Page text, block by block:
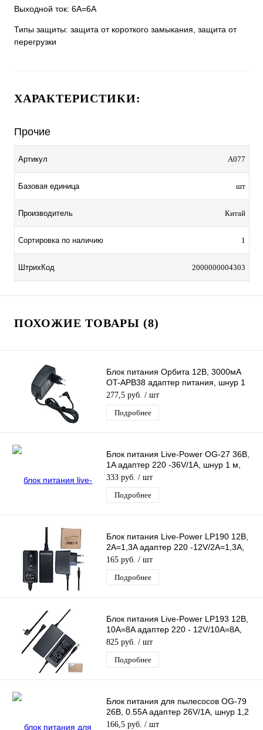
Выходной ток: 6А=6A
Типы защиты: защита от короткого замыкания, защита от
перегрузки
ХАРАКТЕРИСТИКИ:
Прочие
Артикул A077
Базовая единица шт
Производитель Китай
Сортировка по наличию 1
ШтрихКод 2000000004303
ПОХОЖИЕ ТОВАРЫ (8)
Блок питания Орбита 12В, 3000мА
OT-APB38 адаптер питания, шнур 1
м, штекер 3,5*1,35 мм
277,5 руб. / шт
Подробнее
Блок питания Live-Power OG-27 36В,
1A адаптер 220 -36V/1A, шнур 1 м,
штекер 5.5*2,5 мм
333 руб. / шт
Подробнее
Блок питания Live-Power LP190 12В,
2A=1,3A адаптер 220 -12V/2A=1,3А,
штекер 5.5*2,5 мм, длина 1,2м
165 руб. / шт
Подробнее
Блок питания Live-Power LP193 12В,
10A=8A адаптер 220 - 12V/10A=8A,
шнур 1,2 м, штекер 5.5*2,5 мм
825 руб. / шт
Подробнее
Блок питания для пылесосов OG-79
26В, 0.55A адаптер 26V/1A, шнур 1,2
м, штекер 5.5*2,5 мм
166,5 руб. / шт